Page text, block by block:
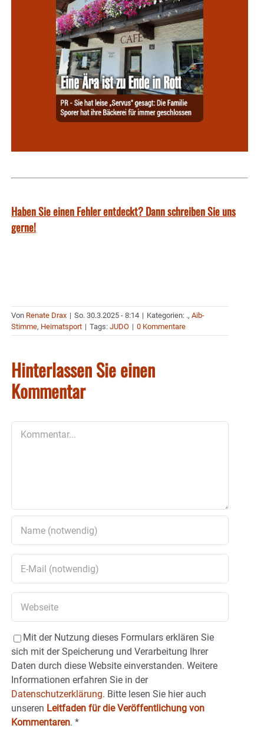
Haben Sie einen Fehler entdeckt? Dann schreiben Sie uns
gerne!
Von Renate Drax | So. 30.3.2025 - 8:14 | Kategorien: ., Aib-
Stimme, Heimatsport | Tags: JUDO | 0 Kommentare
Hinterlassen Sie einen
Kommentar
Mit der Nutzung dieses Formulars erklären Sie
sich mit der Speicherung und Verarbeitung Ihrer
Daten durch diese Website einverstanden. Weitere
Informationen erfahren Sie in der
Datenschutzerklärung. Bitte lesen Sie hier auch
unseren Leitfaden für die Veröffentlichung von
Kommentaren. *